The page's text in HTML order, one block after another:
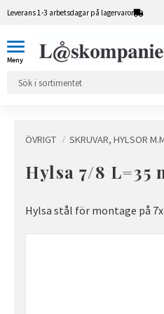
Leverans 1-3 arbetsdagar på lagervaror
ÖVRIGT SKRUVAR, HYLSOR
Hylsa 7/8 L=35
Hylsa stål för montage på